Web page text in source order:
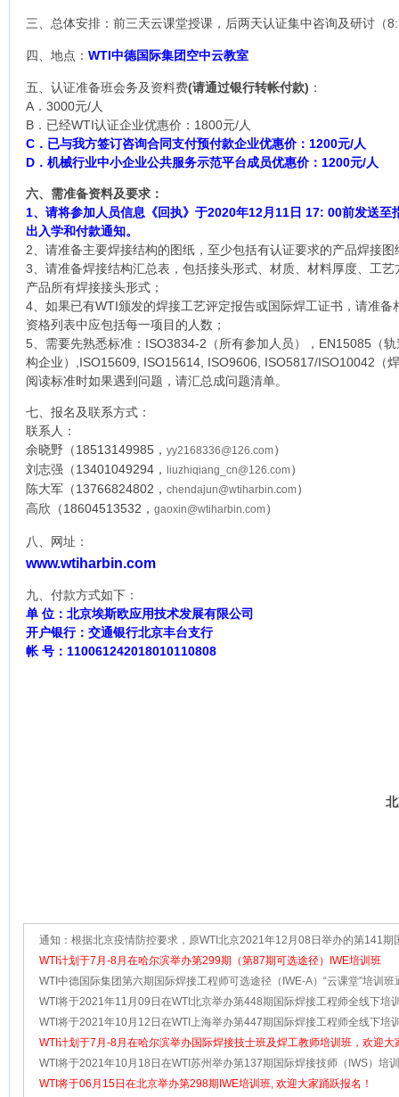
三、总体安排：前三天云课堂授课，后两天认证集中咨询及研讨（
四、地点： WTI中德国际集团空中云教室
五、认证准备班会务及资料费(请通过银行转帐付款) ：
A．3000元/人
B．已经WTI认证企业优惠价：1800元/人
C．已与我方签订咨询合同支付预付款企业优惠价：1200元/人
D．机械行业中小企业公共服务示范平台成员优惠价：1200元/人
六、需准备资料及要求：
1、请将参加人员信息《回执》于2020年12月11日 17: 00前发送至
出入学和付款通知。
2、请准备主要焊接结构的图纸，至少包括有认证要求的产品焊接图
3、请准备焊接结构汇总表，包括接头形式、材质、材料厚度、工
产品所有焊接接头形式；
4、如果已有WTI颁发的焊接工艺评定报告或国际焊工证书，请准备
资格列表中应包括每一项目的人数；
5、需要先熟悉标准：ISO3834-2（所有参加人员），EN15085（
构企业）,ISO15609, ISO15614, ISO9606, ISO5817/ISO10042（
阅读标准时如果遇到问题，请汇总成问题清单。
七、报名及联系方式：
联系人：
余晓野（18513149985， yy2168336@126.com）
刘志强（13401049294，
liuzhiqiang_cn@126.com）
陈大军（13766824802， chendajun@wtiharbin.com）
高欣（18604513532， gaoxin@wtiharbin.com）
八、网址：
www.wtiharbin.com
九、付款方式如下：
单 位：北京埃斯欧应用技术发展有限公司
开户银行：交通银行北京丰台支行
帐 号：110061242018010110808
通知：根据北京疫情防控要求，原WTI北京2021年12月08日举办的第141期
技师（IWS）培训班培训地点变更
WTI计划于7月-8月在哈尔滨举办第299期（第87期可选途径）IWE培训班
WTI中德国际集团第六期国际焊接工程师可选途径（IWE-A）“云课堂”培训班
WTI将于2021年11月09日在WTI北京举办第448期国际焊接工程师全线下培
迎大家踊跃报名！
WTI将于2021年10月12日在WTI上海举办第447期国际焊接工程师全线下培
大家踊跃报名！
WTI计划于7月-8月在哈尔滨举办国际焊接技士班及焊工教师培训班，欢迎大
加
WTI将于2021年10月18日在WTI苏州举办第137期国际焊接技师（IWS）培
大家踊跃报名！
WTI将于06月15日在北京举办第298期IWE培训班, 欢迎大家踊跃报名！